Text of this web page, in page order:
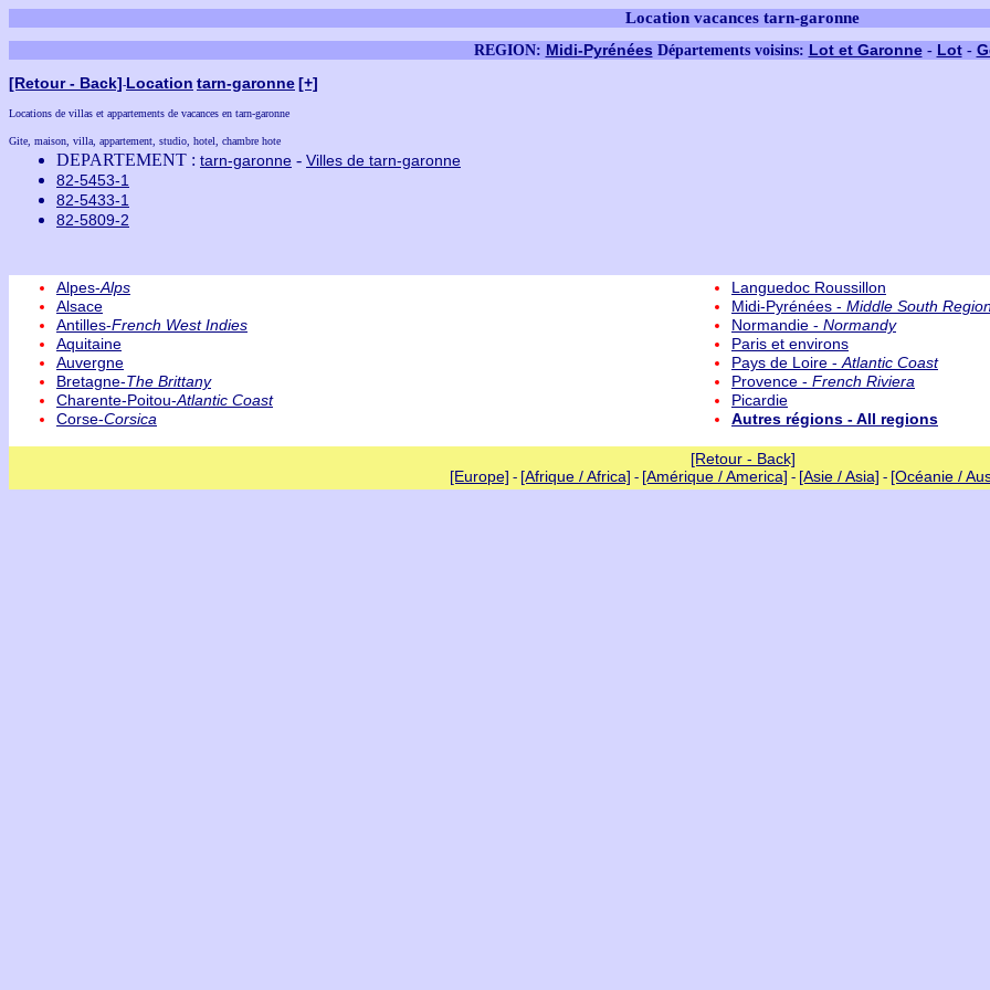
Location vacances tarn-garonne
REGION: Midi-Pyrénées Départements voisins: Lot et Garonne- Lot-
[Retour - Back]-Location tarn-garonne[+]
Locations de villas et appartements de vacances en tarn-garonne
Gite, maison, villa, appartement, studio, hotel, chambre hote
DEPARTEMENT : tarn-garonne - Villes de tarn-garonne
82-5453-1
82-5433-1
82-5809-2
Alpes-Alps
Alsace
Antilles-French West Indies
Aquitaine
Auvergne
Bretagne-The Brittany
Charente-Poitou-Atlantic Coast
Corse-Corsica
Languedoc Roussillon
Midi-Pyrénées - Middle South
Normandie - Normandy
Paris et environs
Pays de Loire - Atlantic Coast
Provence - French Riviera
Picardie
Autres régions - All regions
[Retour - Back]
[Europe] - [Afrique / Africa] - [Amérique / America] - [Asie / Asia] - [Océanie /